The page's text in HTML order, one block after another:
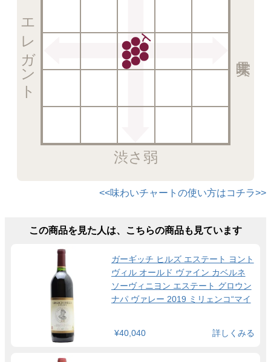
渋さ弱
エレガント
<<味わいチャートの使い方はコチラ>>
この商品を見た人は、こちらの商品も見ています
ガーギッチ ヒルズ エステート ヨント
ヴィル オールド ヴァイン カベルネ
ソーヴィニヨン エステート グロウン
ナパ ヴァレー 2019 ミリェンコ“マイ
¥40,040 詳しくみる